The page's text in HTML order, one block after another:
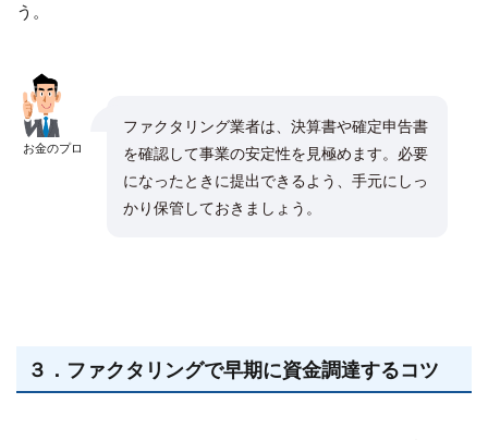
う。
お金のプロ
ファクタリング業者は、決算書や確定申告書
を確認して事業の安定性を見極めます。必要
になったときに提出できるよう、手元にしっ
かり保管しておきましょう。
３．ファクタリングで早期に資金調達するコツ